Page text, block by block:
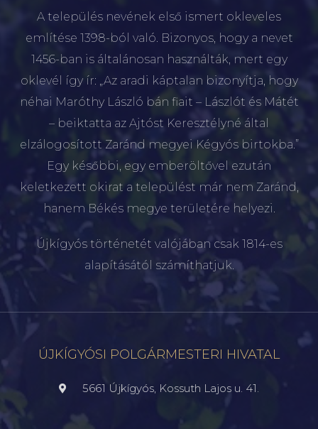
A település nevének első ismert okleveles
említése 1398-ból való. Bizonyos, hogy a nevet
1456-ban is általánosan használták, mert egy
oklevél így ír: „Az aradi káptalan bizonyítja, hogy
néhai Maróthy László bán fiait – Lászlót és Mátét
– beiktatta az Ajtóst Keresztélyné által
elzálogosított Zaránd megyei Kégyós birtokba.”
Egy későbbi, egy emberöltővel ezután
keletkezett okirat a települést már nem Zaránd,
hanem Békés megye területére helyezi.
Újkígyós történetét valójában csak 1814-es
alapításától számíthatjuk.
ÚJKÍGYÓSI POLGÁRMESTERI HIVATAL
5661 Újkígyós, Kossuth Lajos u. 41.